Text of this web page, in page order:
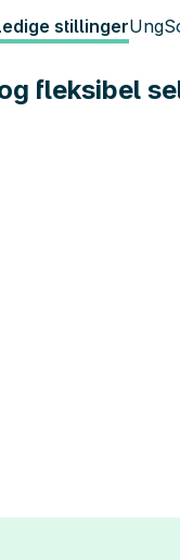
stillingerUng
fleksibel